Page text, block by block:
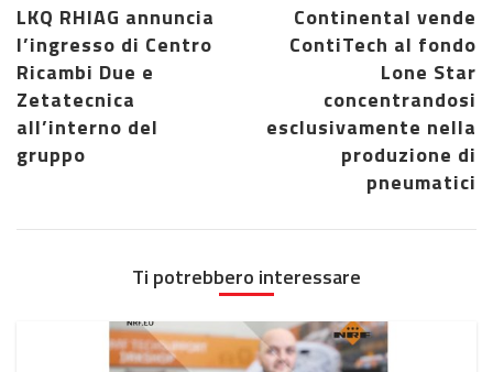
LKQ RHIAG annuncia
l’ingresso di Centro
Ricambi Due e
Zetatecnica
all’interno del
gruppo
Continental vende
ContiTech al fondo
Lone Star
concentrandosi
esclusivamente nella
produzione di
pneumatici
Ti potrebbero interessare